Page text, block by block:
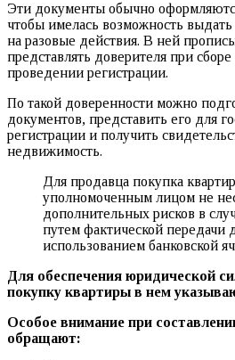
Эти документы обычно
чтобы имелась возможность
на разовые действия. В ней
представлять доверителя при
проведении регистрации.
По такой доверенности можно
документов, представить его для
регистрации и получить
недвижимость.
Для продавца покупка
уполномоченным лицом не
дополнительных рисков в
путем фактической передачи
использованием банковской
Для обеспечения юридической
покупку квартиры в нем
Особое внимание при
обращают: